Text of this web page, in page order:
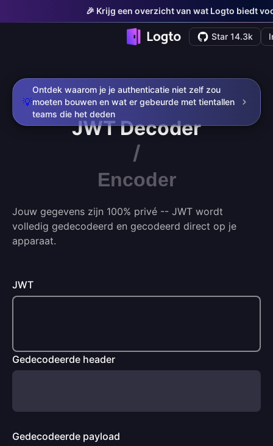
🎉 Krijg een overzicht van wat Logto biedt
Star 14.3k
💡
Ontdek waarom je je authenticatie niet zelf zou
moeten bouwen en wat er gebeurde met tientallen
teams die het deden
JWTDecoder
/
Encoder
Jouw gegevens zijn 100% privé -- JWT wordt
volledig gedecodeerd en gecodeerd direct op je
apparaat.
JWT
Gedecodeerde header
Gedecodeerde payload